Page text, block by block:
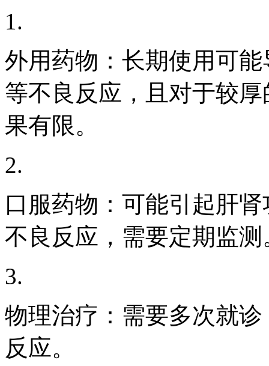
1.
外用药物：长期使用可
等不良反应，且对于较
果有限。
2.
口服药物：可能引起肝
不良反应，需要定期监测
3.
物理治疗：需要多次就
反应。